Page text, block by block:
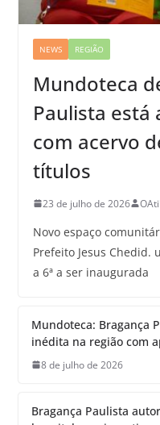
NEWS REGIÃO
Mundoteca
Paulista está
com acervo
títulos
23 de julho de 2026
Novo espaço
Prefeito Jesus Chedid.
a 6ª a ser inaugurada
Mundoteca: Bragança
inédita na região com
8 de julho de 2026
Bragança Paulista